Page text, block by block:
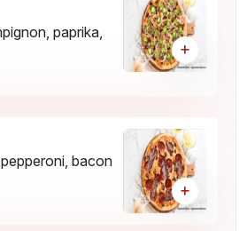
paprika,
+
bacon
+